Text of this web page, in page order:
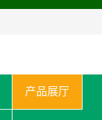
产品展厅